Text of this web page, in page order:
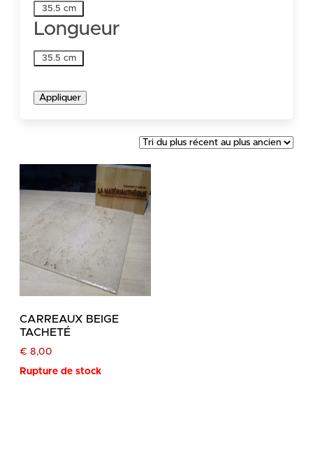
Largeur
35.5 cm
Longueur
Longueur
35.5 cm
Appliquer
CARREAUX BEIGE
TACHETÉ
€ 8,00
Rupture de stock